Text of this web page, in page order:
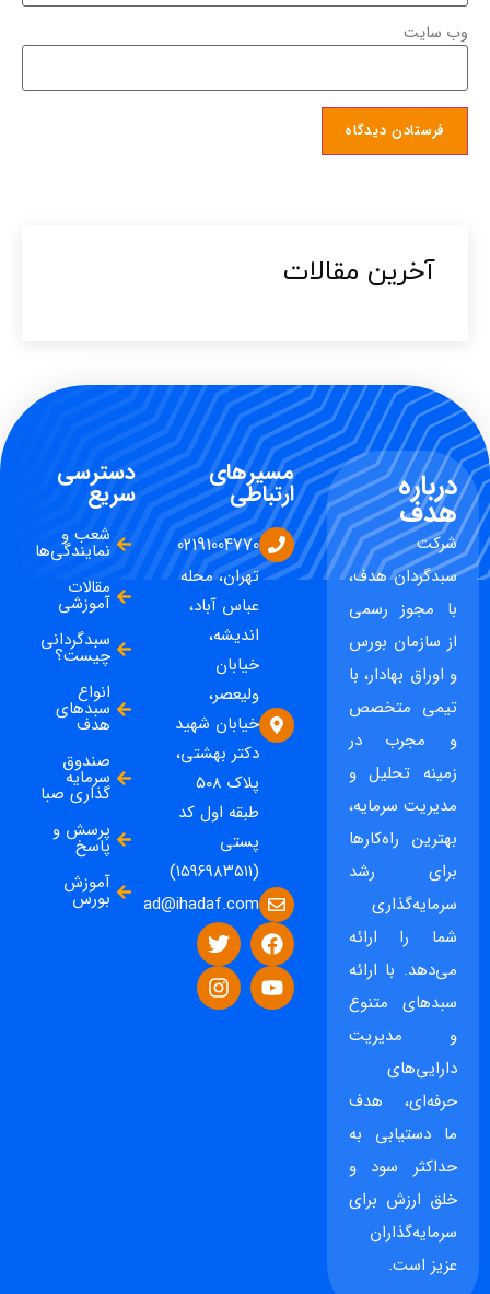
وب‌ سایت
آخرین مقالات​
درباره
هدف
شرکت
سبدگردان هدف،
با مجوز رسمی
از سازمان بورس
و اوراق بهادار، با
تیمی متخصص
و مجرب در
زمینه تحلیل و
مدیریت سرمایه،
بهترین راه‌کارها
برای رشد
سرمایه‌گذاری
شما را ارائه
می‌دهد. با ارائه
سبدهای متنوع
و مدیریت
دارایی‌های
حرفه‌ای، هدف
ما دستیابی به
حداکثر سود و
خلق ارزش برای
سرمایه‌گذاران
عزیز است.
مسیرهای
ارتباطی
02191004770
تهران، محله
عباس آباد،
اندیشه،
خیابان
ولیعصر،
خیابان شهید
دکتر بهشتی،
پلاک ۵۰۸
طبقه اول کد
پستی
(۱۵۹۶۹۸۳۵۱۱)
ad@ihadaf.com
دسترسی
سریع
شعب و
نمایندگی‌ها
مقالات
آموزشی
سبدگردانی
چیست؟
انواع
سبدهای
هدف
صندوق
سرمایه
گذاری صبا
پرسش و
پاسخ
آموزش
بورس